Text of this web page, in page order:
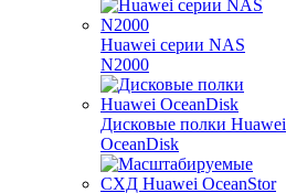
Huawei серии NAS
N2000
Дисковые полки Huawei
OceanDisk